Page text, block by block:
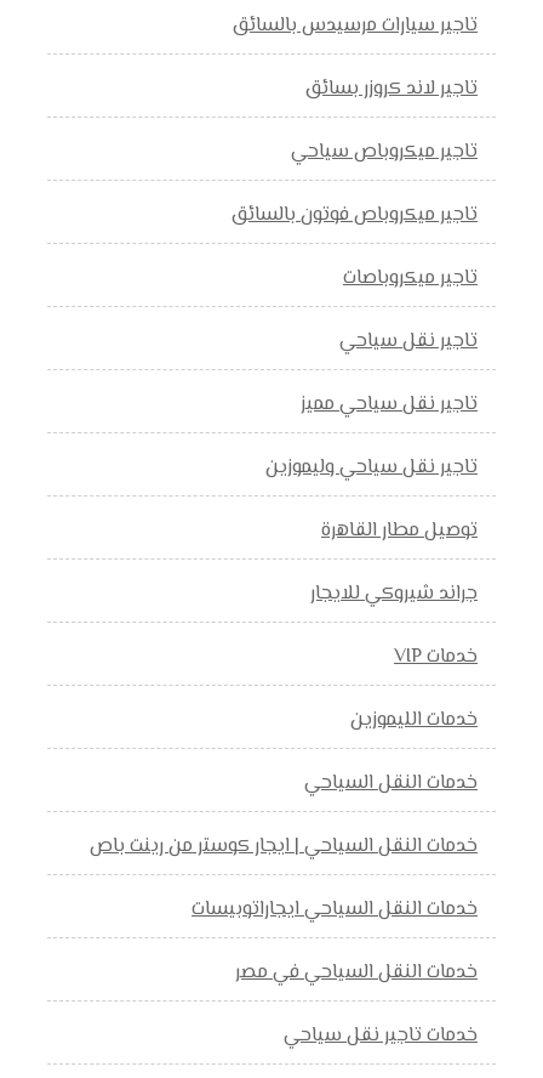
تاجير سيارات مرسيدس بالسائق
تاجير لاند كروزر بسائق
تاجير ميكروباص سياحي
تاجير ميكروباص فوتون بالسائق
تاجير ميكروباصات
تاجير نقل سياحي
تاجير نقل سياحي مميز
تاجير نقل سياحي وليموزين
توصيل مطار القاهرة
جراند شيروكي للايجار
خدمات VIP
خدمات الليموزين
خدمات النقل السياحي
خدمات النقل السياحي | ايجار كوستر من رينت باص
خدمات النقل السياحي ايجاراتوبيسات
خدمات النقل السياحي في مصر
خدمات تاجير نقل سياحي